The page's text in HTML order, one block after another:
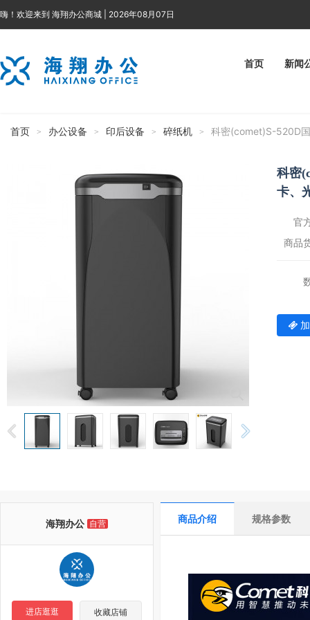
嗨！欢迎来到 海翔办公商城 | 2026年08月07日
首页 新闻
首页 > 办公设备 > 印后设备 > 碎纸机 > 科密(comet)S-520D
科密
卡、
官
商品

海翔办公 自营
进店逛逛 收藏店铺
商品介绍 规格参数